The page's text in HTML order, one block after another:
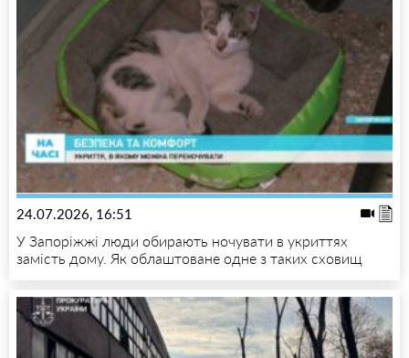
24.07.2026, 16:51
У Запоріжжі люди обирають ночувати в укриттях
замість дому. Як облаштоване одне з таких сховищ